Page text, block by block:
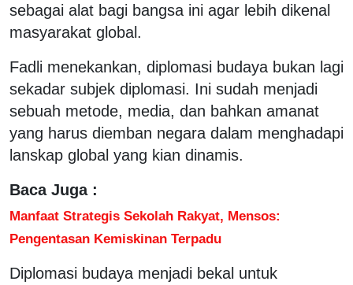
sebagai alat bagi bangsa ini agar lebih dikenal
masyarakat global.
Fadli menekankan, diplomasi budaya bukan lagi
sekadar subjek diplomasi. Ini sudah menjadi
sebuah metode, media, dan bahkan amanat
yang harus diemban negara dalam menghadapi
lanskap global yang kian dinamis.
Baca Juga :
Manfaat Strategis Sekolah Rakyat, Mensos:
Pengentasan Kemiskinan Terpadu
Diplomasi budaya menjadi bekal untuk